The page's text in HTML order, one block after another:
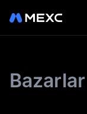
Bazarlar